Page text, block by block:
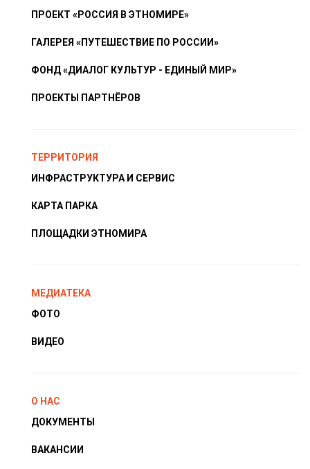
ПРОЕКТ «РОССИЯ В ЭТНОМИРЕ»
ГАЛЕРЕЯ «ПУТЕШЕСТВИЕ ПО РОССИИ»
ФОНД «ДИАЛОГ КУЛЬТУР - ЕДИНЫЙ МИР»
ПРОЕКТЫ ПАРТНЁРОВ
ТЕРРИТОРИЯ
ИНФРАСТРУКТУРА И СЕРВИС
КАРТА ПАРКА
ПЛОЩАДКИ ЭТНОМИРА
МЕДИАТЕКА
ФОТО
ВИДЕО
О НАС
ДОКУМЕНТЫ
ВАКАНСИИ